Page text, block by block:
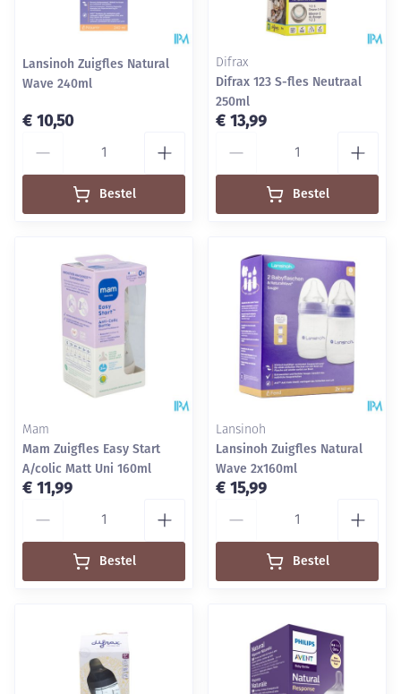
Lansinoh Zuigfles Natural
Wave 240ml
€ 10,50
Bestel
Difrax
Difrax 123 S-fles Neutraal
250ml
€ 13,99
Bestel
Mam
Mam Zuigfles Easy Start
A/colic Matt Uni 160ml
€ 11,99
Bestel
Lansinoh
Lansinoh Zuigfles Natural
Wave 2x160ml
€ 15,99
Bestel